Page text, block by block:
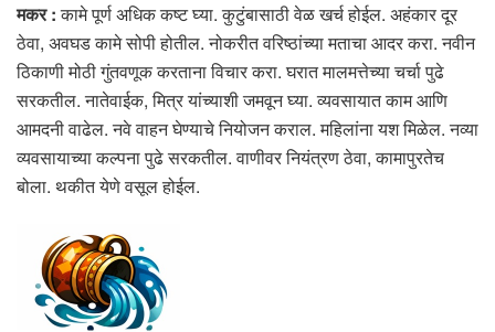
मकर :कामे पूर्ण अधिक कष्ट घ्या. कुटुंबासाठी वेळ खर्च होईल. अहंकार दूर
ठेवा, अवघड कामे सोपी होतील. नोकरीत वरिष्ठांच्या मताचा आदर करा. नवीन
ठिकाणी मोठी गुंतवणूक करताना विचार करा. घरात मालमत्तेच्या चर्चा पुढे
सरकतील. नातेवाईक, मित्र यांच्याशी जमवून घ्या. व्यवसायात काम आणि
आमदनी वाढेल. नवे वाहन घेण्याचे नियोजन कराल. महिलांना यश मिळेल. नव्या
व्यवसायाच्या कल्पना पुढे सरकतील. वाणीवर नियंत्रण ठेवा, कामापुरतेच
बोला. थकीत येणे वसूल होईल.